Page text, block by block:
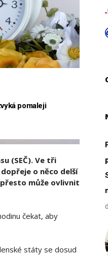
pomaleji
(SEČ). Ve tři
o něco delší
přesto může ovlivnit
čekat, aby
státy se dosud